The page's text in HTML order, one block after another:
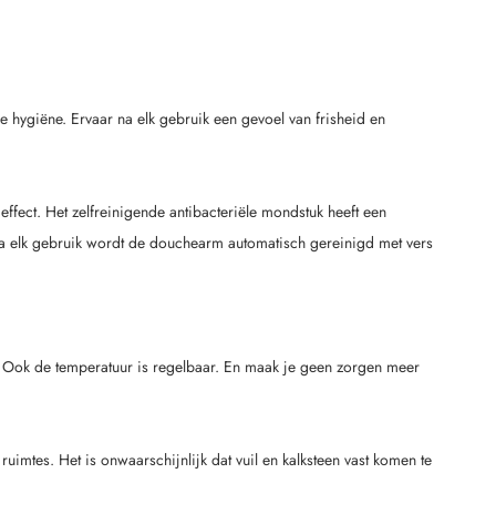
Ervaar na elk gebruik een gevoel van frisheid en
Het zelfreinigende antibacteriële mondstuk heeft een
elk gebruik wordt de douchearm automatisch gereinigd met vers
de temperatuur is regelbaar. En maak je geen zorgen meer
Het is onwaarschijnlijk dat vuil en kalksteen vast komen te